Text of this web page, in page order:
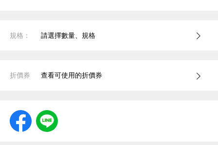
規格： 請選擇數量、規格
折價券 查看可使用的折價券